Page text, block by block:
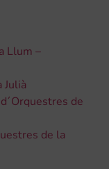
Llum –
Julià
de
de la